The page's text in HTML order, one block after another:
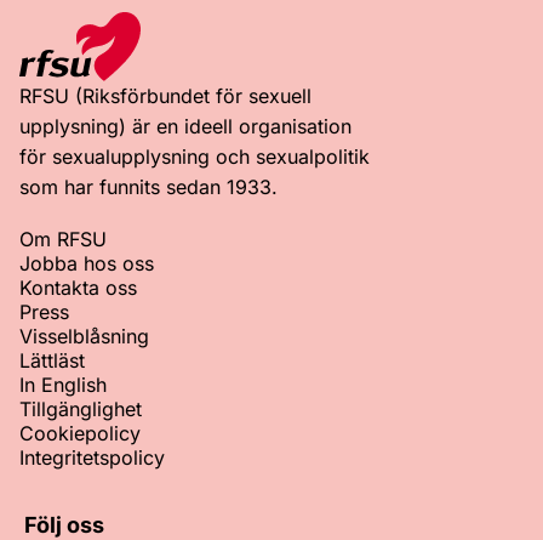
RFSU (Riksförbundet för sexuell
upplysning) är en ideell organisation
för sexualupplysning och sexualpolitik
som har funnits sedan 1933.
Om RFSU
Jobba hos oss
Kontakta oss
Press
Visselblåsning
Lättläst
In English
Tillgänglighet
Cookiepolicy
Integritetspolicy
Följ oss